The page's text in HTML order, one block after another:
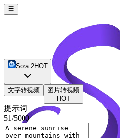
Sora 2HOT
文字转视频
图片转视频
HOT
提示词
51/5000